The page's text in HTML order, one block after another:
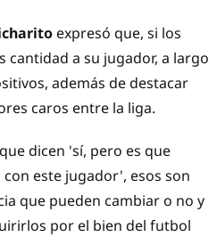
expresó que, si los
cantidad a su jugador, a largo
además de destacar
caros entre la liga.
dicen 'sí, pero es que
este jugador', esos son
que pueden cambiar o no y
por el bien del futbol